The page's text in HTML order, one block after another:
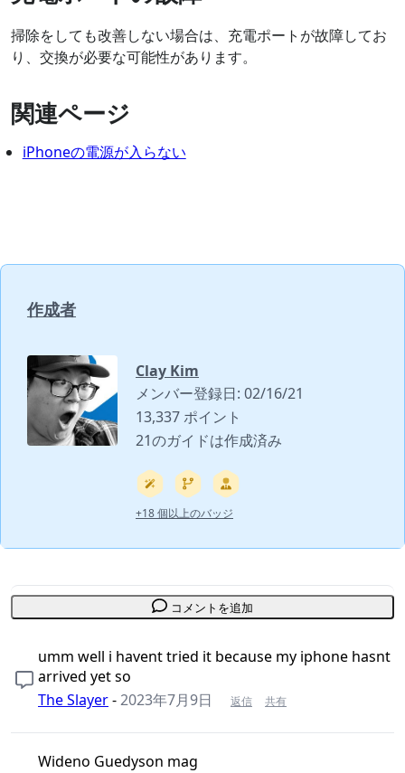
掃除をしても改善しない場合は、充電ポートが故障してお
り、交換が必要な可能性があります。
関連ページ
iPhoneの電源が入らない
作成者
Clay Kim
メンバー登録日: 02/16/21
13,337 ポイント
21のガイドは作成済み
+18 個以上のバッジ
コメントを追加
umm well i havent tried it because my iphone hasnt
arrived yet so
The Slayer-2023年7月9日 返信 共有
Wideno Guedyson mag